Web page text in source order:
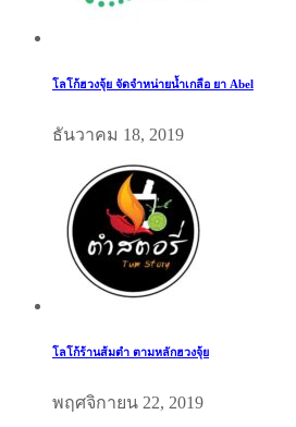
โลโก้ฮวงจุ้ย จัดจำหน่ายน้ำเกลือ ยา Abel
ธันวาคม 18, 2019
โลโก้ร้านส้มตำ ตามหลักฮวงจุ้ย
พฤศจิกายน 22, 2019